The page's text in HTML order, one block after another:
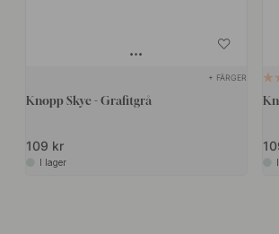
+ FÄRGER
Knopp Skye - Grafitgrå
109 kr
I lager